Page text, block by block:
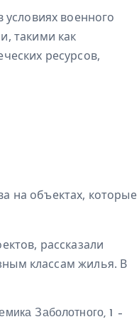
военного
такими как
ресурсов,
на объектах, которые
рассказали
классам жилья. В
Заболотного, 1 –